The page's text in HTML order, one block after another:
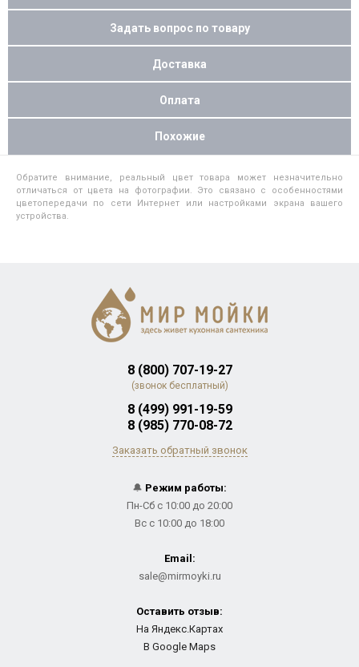
Задать вопрос по товару
Доставка
Оплата
Похожие
Обратите внимание, реальный цвет товара может незначительно
отличаться от цвета на фотографии. Это связано с особенностями
цветопередачи по сети Интернет или настройками экрана вашего
устройства.
8 (800) 707-19-27
(звонок бесплатный)
8 (499) 991-19-59
8 (985) 770-08-72
Заказать обратный звонок
🔔 Режим работы:
Пн-Сб с 10:00 до 20:00
Вс с 10:00 до 18:00
Email:
sale@mirmoyki.ru
Оставить отзыв:
На Яндекс.Картах
В Google Maps